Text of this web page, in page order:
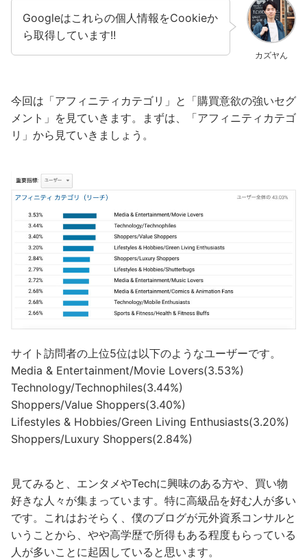
カズヤん
Googleはこれらの個人情報をCookieか
ら取得しています!!
今回は「アフィニティカテゴリ」と「購買意欲の強いセグ
メント」を見ていきます。まずは、「アフィニティカテゴ
リ」から見ていきましょう。
サイト訪問者の上位5位は以下のようなユーザーです。
Media & Entertainment/Movie Lovers(3.53%)
Technology/Technophiles(3.44%)
Shoppers/Value Shoppers(3.40%)
Lifestyles & Hobbies/Green Living Enthusiasts(3.20%)
Shoppers/Luxury Shoppers(2.84%)
見てみると、エンタメやTechに興味のある方や、買い物
好きな人々が集まっています。特に高級品を好む人が多い
です。これはおそらく、僕のブログが元外資系コンサルと
いうことから、やや高学歴で所得もある程度もらっている
人が多いことに起因していると思います。